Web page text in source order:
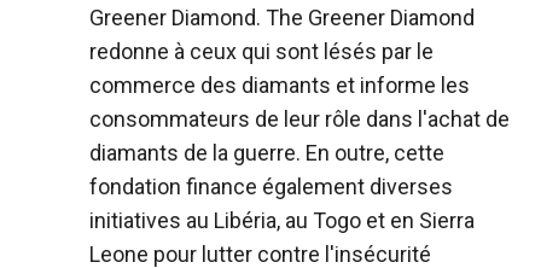
Greener Diamond. The Greener Diamond
redonne à ceux qui sont lésés par le
commerce des diamants et informe les
consommateurs de leur rôle dans l'achat de
diamants de la guerre. En outre, cette
fondation finance également diverses
initiatives au Libéria, au Togo et en Sierra
Leone pour lutter contre l'insécurité